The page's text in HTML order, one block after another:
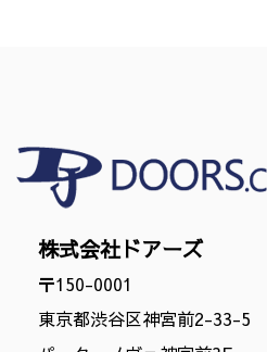
株式会社ドアーズ
〒150-0001
東京都渋谷区神宮前2-33-5